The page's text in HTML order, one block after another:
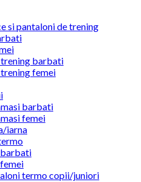
si pantaloni de trening
trening barbati
femei
barbati
femei
iarna
termo copii/juniori